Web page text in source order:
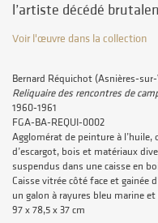
l’artiste décédé
Voir l'œuvre dans la collection
Bernard Réquichot (Asnières-sur-
Reliquaire des rencontres de
1960-1961
FGA-BA-REQUI-0002
Agglomérat de peinture à
d’escargot, bois et matériaux
suspendus dans une caisse en
Caisse vitrée côté face et gainée
un galon à rayures bleu marine et
97 x 78,5 x 37 cm